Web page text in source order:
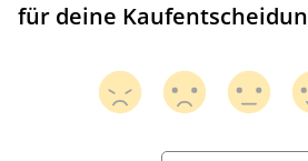
für deine